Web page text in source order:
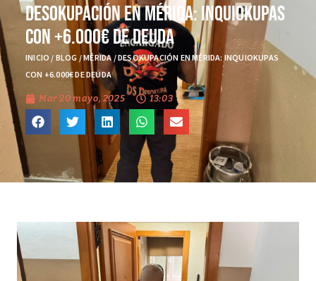
Desokupación en Mérida: Inquiokupas
con +6.000€ de Deuda
INICIO / BLOG /MÉRIDA/DESOKUPACIÓN EN MÉRIDA: INQUIOKUPAS
CON +6.000€ DE DEUDA
Mar 20 mayo, 2025 13:03